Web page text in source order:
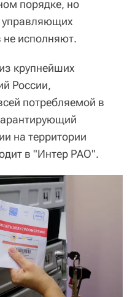
порядке, но
управляющих
исполняют.
крупнейших
России,
потребляемой в
на территории
в "Интер РАО".